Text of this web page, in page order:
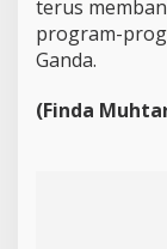
terus
program-
Ganda.
(Finda